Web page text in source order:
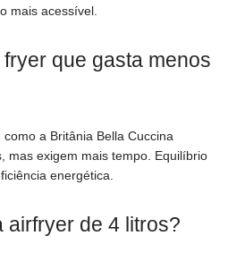
mais acessível.
que gasta menos
a Britânia Bella Cuccina
mas exigem mais tempo. Equilíbrio
energética.
airfryer de 4 litros?